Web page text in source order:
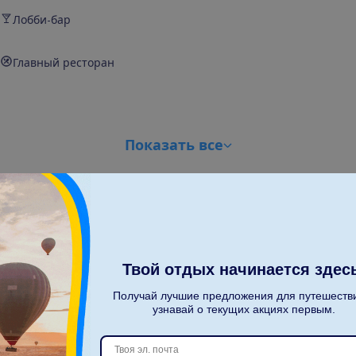
Лобби-бар
Главный ресторан
Показать все
С колько пассажи ров?
2
Твой отдых начинается
Получай лучшие предложения для
узнавай о текущих акциях первым.